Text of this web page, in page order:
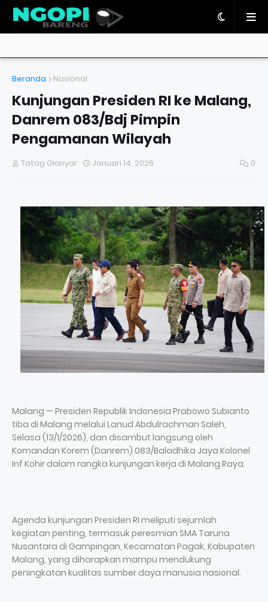
Beranda Nasional
Kunjungan Presiden RI ke Malang,
Danrem 083/Bdj Pimpin
Pengamanan Wilayah
Tatag Gianyar Januari 14, 2026 0
Malang — Presiden Republik Indonesia Prabowo Subianto
tiba di Malang melalui Lanud Abdulrachman Saleh,
Selasa (13/1/2026), dan disambut langsung oleh
Komandan Korem (Danrem) 083/Baladhika Jaya Kolonel
Inf Kohir dalam rangka kunjungan kerja di Malang Raya.
Agenda kunjungan Presiden RI meliputi sejumlah
kegiatan penting, termasuk peresmian SMA Taruna
Nusantara di Gampingan, Kecamatan Pagak, Kabupaten
Malang, yang diharapkan mampu mendukung
peningkatan kualitas sumber daya manusia nasional.